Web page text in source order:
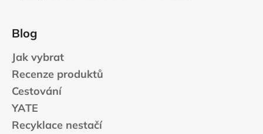
Blog
Jak vybrat
Recenze produktů
Cestování
YATE
Recyklace nestačí